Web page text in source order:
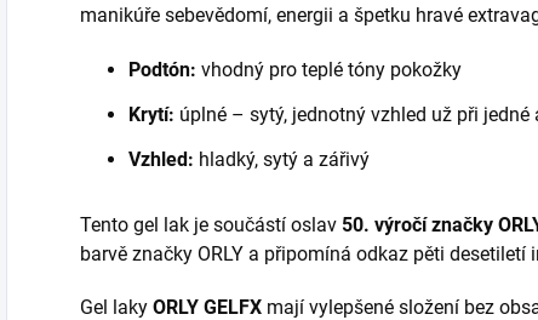
manikúře sebevědomí, energii a špetku hravé
Podtón: vhodný pro teplé tóny pokožky
Krytí: úplné – sytý, jednotný vzhled už při jedné
Vzhled: hladký, sytý a zářivý
Tento gel lak je součástí oslav 50. výročí značky
barvě značky ORLY a připomíná odkaz pěti desetiletí
Gel laky ORLY GELFX mají vylepšené složení bez